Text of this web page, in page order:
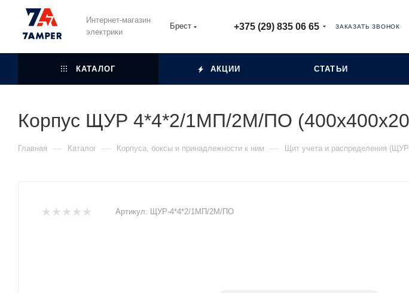
Интернет-магазин
электрики
Брест +375 (29) 835 06 65 ЗАКАЗАТЬ ЗВОНОК
КАТАЛОГ АКЦИИ СТАТЬИ
Корпус ЩУР 4*4*2/1МП/2М/ПО
Главная — Каталог — Корпуса, боксы и принадлежности к ним — Щит учета и распределения
Артикул: ЩУР-4*4*2/1МП/2М/ПО